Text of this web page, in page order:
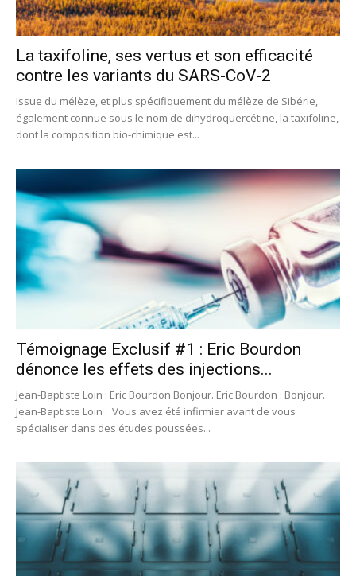
La taxifoline, ses vertus et son efficacité
contre les variants du SARS-CoV-2
Issue du mélèze, et plus spécifiquement du mélèze de Sibérie,
également connue sous le nom de dihydroquercétine, la taxifoline,
dont la composition bio-chimique est...
Témoignage Exclusif #1 : Eric Bourdon
dénonce les effets des injections...
Jean-Baptiste Loin : Eric Bourdon Bonjour. Eric Bourdon : Bonjour.
Jean-Baptiste Loin : Vous avez été infirmier avant de vous
spécialiser dans des études poussées...